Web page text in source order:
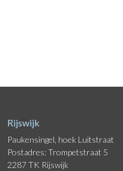
Rijswijk
Paukensingel, hoek Luitstraat
Postadres: Trompetstraat 5
2287 TK Rijswijk